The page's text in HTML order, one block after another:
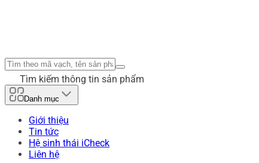
Tìm kiếm thông tin sản phẩm
Danh mục
Giới thiệu
Tin tức
Hệ sinh thái iCheck
Liên hệ